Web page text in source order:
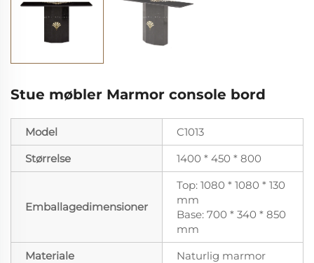
Stue møbler Marmor console bord
Model
C1013
Størrelse
1400 * 450 * 800
Emballagedimensioner
Top: 1080 * 1080 * 130
mm
Base: 700 * 340 * 850
mm
Materiale
Naturlig marmor